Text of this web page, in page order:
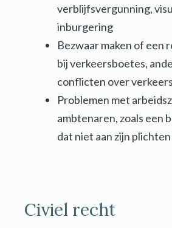
verblijfsvergunning,
inburgering
Bezwaar maken of een
bij verkeersboetes,
conflicten over
Problemen met
ambtenaren, zoals een
dat niet aan zijn
Civiel recht